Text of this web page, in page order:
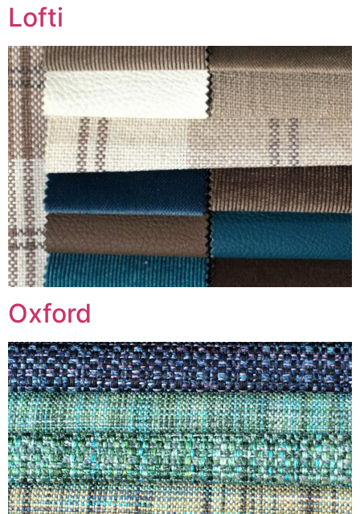
Lofti
Oxford